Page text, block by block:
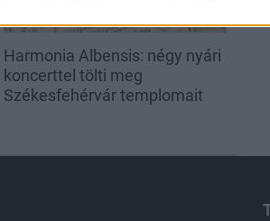
Harmonia Albensis: négy nyári
koncerttel tölti meg
Székesfehérvár templomait